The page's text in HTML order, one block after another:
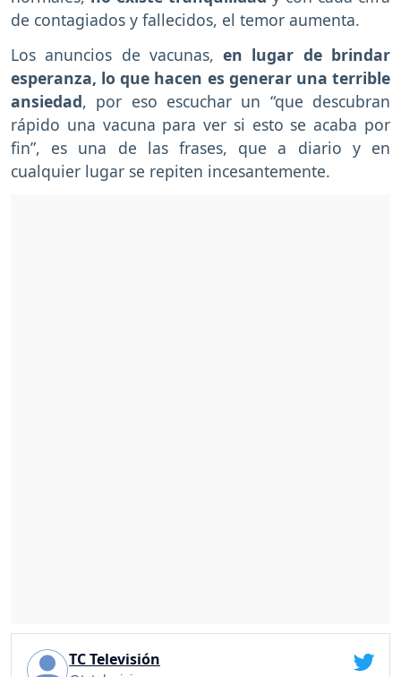
de contagiados y fallecidos, el temor aumenta.
Los anuncios de vacunas, en lugar de brindar
esperanza, lo que hacen es generar una terrible
ansiedad, por eso escuchar un “que descubran
rápido una vacuna para ver si esto se acaba por
fin”, es una de las frases, que a diario y en
cualquier lugar se repiten incesantemente.
TC Televisión